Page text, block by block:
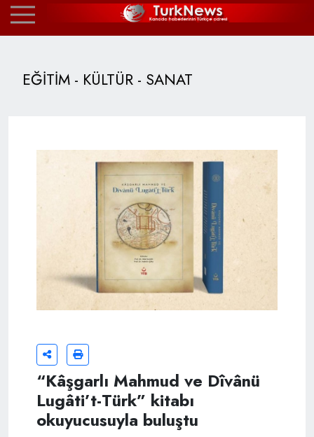
EĞİTİM - KÜLTÜR - SANAT
“Kâşgarlı Mahmud ve Dîvânü
Lugâti’t-Türk” kitabı
okuyucusuyla buluştu